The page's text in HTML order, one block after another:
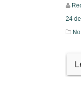
24